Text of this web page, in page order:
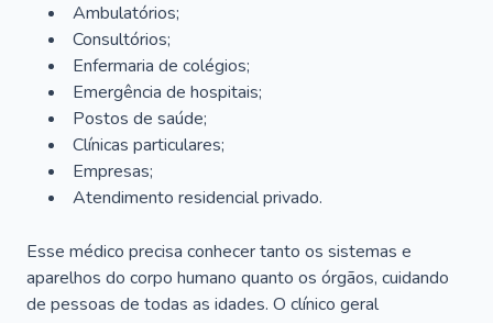
Ambulatórios;
Consultórios;
Enfermaria de colégios;
Emergência de hospitais;
Postos de saúde;
Clínicas particulares;
Empresas;
Atendimento residencial privado.
Esse médico precisa conhecer tanto os sistemas e
aparelhos do corpo humano quanto os órgãos, cuidando
de pessoas de todas as idades. O clínico geral